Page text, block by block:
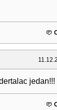
jedan!!!